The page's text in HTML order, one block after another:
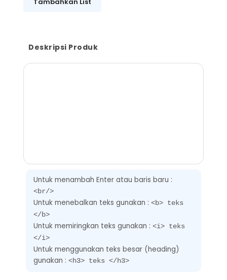
Deskripsi Produk
Untuk menambah Enter atau baris baru :
<br/>
Untuk menebalkan teks gunakan :<b> teks
</b>
Untuk memiringkan teks gunakan :<i> teks
</i>
Untuk menggunakan teks besar (heading)
gunakan :<h3> teks </h3>